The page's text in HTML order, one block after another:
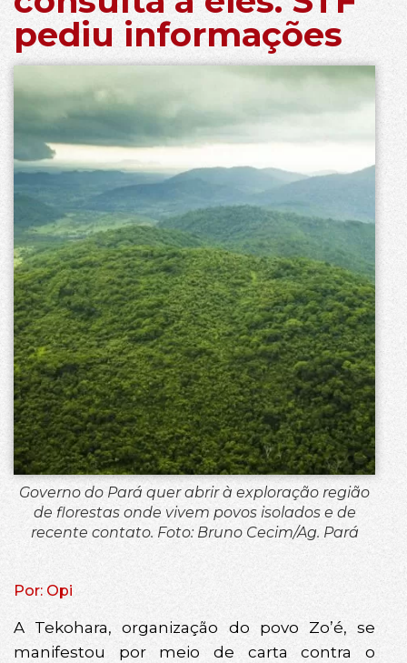
pediu informações
Governo do Pará quer abrir à exploração região
de florestas onde vivem povos isolados e de
recente contato. Foto: Bruno Cecim/Ag. Pará
Por: Opi
A Tekohara, organização do povo Zo’é, se
manifestou por meio de carta contra o